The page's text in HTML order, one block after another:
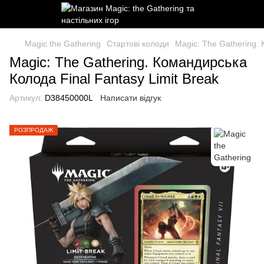
Magic the Gathering Стартові колоди Magic: The Gathering.
Magic: The Gathering. Командирська
Колода Final Fantasy Limit Break
Артикул: D38450000L Написати відгук
РОЗПРОДАЖ